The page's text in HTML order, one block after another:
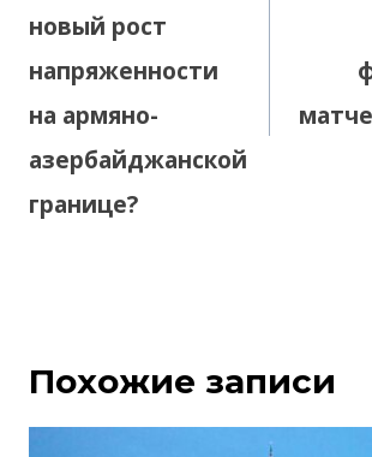
новый рост
напряженности
на армяно-
азербайджанской
границе?
Похожие записи